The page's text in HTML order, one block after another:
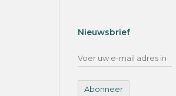
Nieuwsbrief
Abonneer